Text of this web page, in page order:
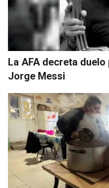
La AFA decreta
Jorge Messi